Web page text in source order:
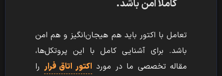
کاملاً امن باشد.
تعامل با اکتور باید هم هیجان‌انگیز و هم امن
باشد. برای آشنایی کامل با این پروتکل‌ها،
مقاله تخصصی ما در مورداکتور اتاق فراررا